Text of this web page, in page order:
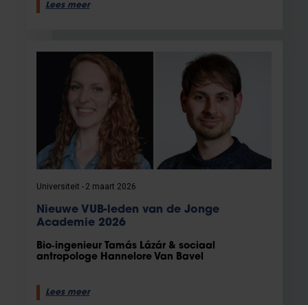
Lees meer
Universiteit 2 maart 2026
Nieuwe VUB-leden van de Jonge
Academie 2026
Bio‑ingenieur Tamás Lázár & sociaal
antropologe Hannelore Van Bavel
Lees meer